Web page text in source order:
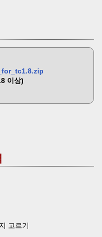
이상)
고르기